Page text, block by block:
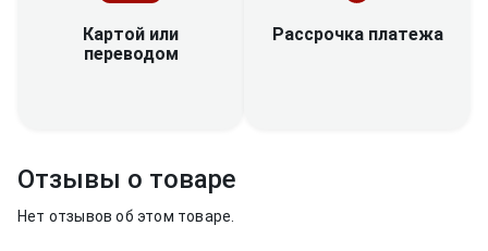
Картой или
переводом
Рассрочка платежа
Отзывы о товаре
Нет отзывов об этом товаре.